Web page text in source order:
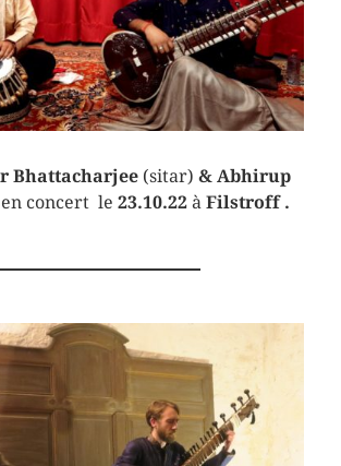
Bhattacharjee (sitar) & Abhirup
concert le 23.10.22 à Filstroff .